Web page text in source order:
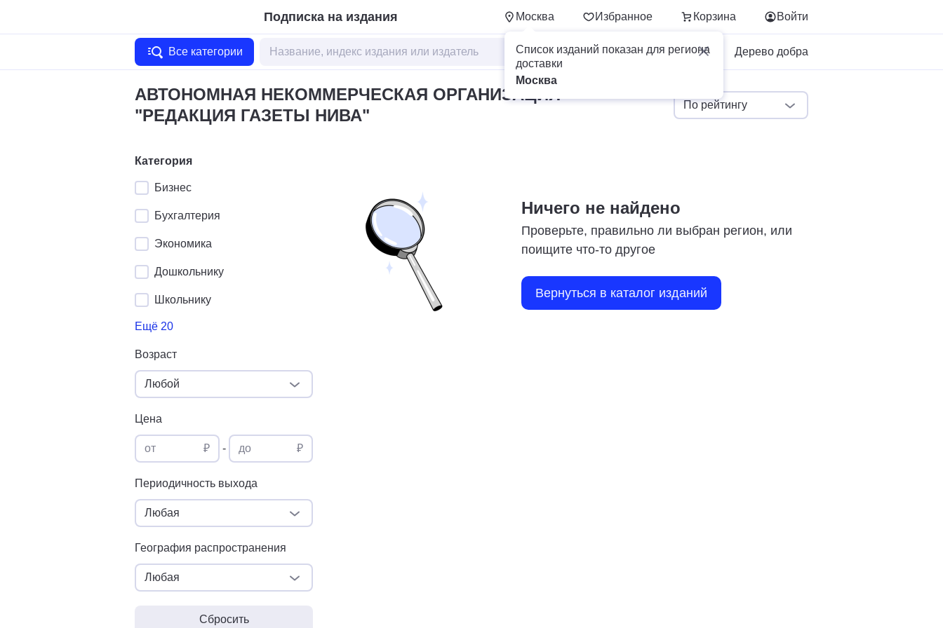
Подписка на издания Москва Избранное Корзина
Список изданий показан для региона
доставки
Москва
Войти
Все категории Для бизнеса Дерево добра
АВТОНОМНАЯ НЕКОММЕРЧЕСКАЯ ОРГАНИЗАЦИЯ
"РЕДАКЦИЯ ГАЗЕТЫ НИВА"
По рейтингу
Категория
Бизнес
Бухгалтерия
Экономика
Дошкольнику
Школьнику
Ещё 20
Возраст
Любой
Цена
от ₽ - до ₽
Периодичность выхода
Любая
География распространения
Любая
Сбросить
Ничего не найдено
Проверьте, правильно ли выбран регион, или
поищите что-то другое
Вернуться в каталог изданий